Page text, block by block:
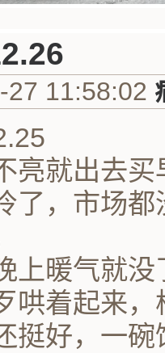
27 11:58:02
亮就出去买
了，市场
上暖气就
哄着起来
挺好，一